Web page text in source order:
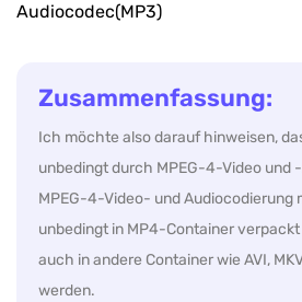
Audiocodec(MP3)
Zusammenfassung:
Ich möchte also darauf hinweisen,
unbedingt durch MPEG-4-Video und
MPEG-4-Video- und Audiocodierung
unbedingt in MP4-Container
auch in andere Container wie AVI,
werden.